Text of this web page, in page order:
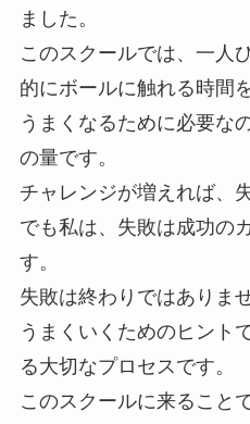
ました。
このスクールでは、一人
的にボールに触れる時間
うまくなるために必要な
の量です。
チャレンジが増えれば、
でも私は、失敗は成功の
す。
失敗は終わりではありませ
うまくいくためのヒント
る大切なプロセスです。
このスクールに来ること